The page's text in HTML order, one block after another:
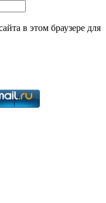
в этом браузере для